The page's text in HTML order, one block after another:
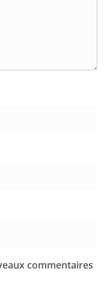
commentaires